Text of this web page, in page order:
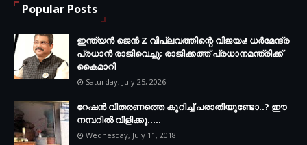
Popular Posts
ഇന്ത്യൻ ജെൻ Z വിപ്ലവത്തിന്റെ വിജയം! ധർമേന്ദ്ര
പ്രധാൻ രാജിവെച്ചു; രാജിക്കത്ത് പ്രധാനമന്ത്രിക്ക്
കൈമാറി
Saturday, July 25, 2026
റേഷൻ വിതരണത്തെ കുറിച്ച് പരാതിയുണ്ടോ..? ഈ
നമ്പറില്‍ വിളിക്കൂ.....
Wednesday, July 11, 2018